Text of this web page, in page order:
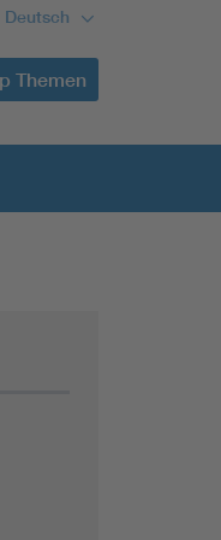
Deutsch
Themen
ICT